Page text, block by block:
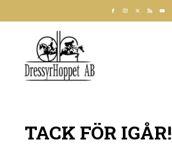
TACK FÖR IGÅR!